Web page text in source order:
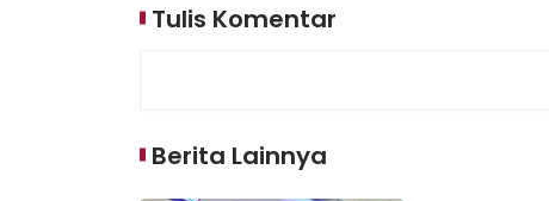
Tulis Komentar
Berita Lainnya